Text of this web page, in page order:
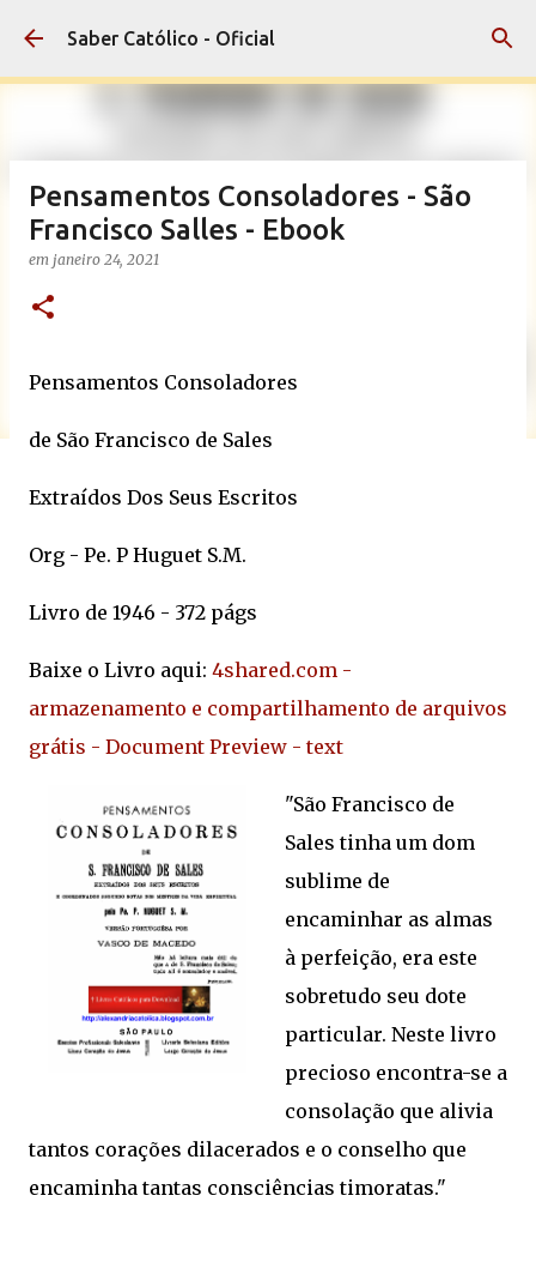
Pular para o conteúdo principal
Saber Católico - Oficial
Pensamentos Consoladores - São
Francisco Salles - Ebook
em janeiro 24, 2021
Pensamentos Consoladores
de São Francisco de Sales
Extraídos Dos Seus Escritos
Org - Pe. P Huguet S.M.
Livro de 1946 - 372 págs
Baixe o Livro aqui: 4shared.com -
armazenamento e compartilhamento de arquivos
grátis - Document Preview - text
"São Francisco de
Sales tinha um dom
sublime de
encaminhar as almas
à perfeição, era este
sobretudo seu dote
particular. Neste livro
precioso encontra-se a
consolação que alivia
tantos corações dilacerados e o conselho que
encaminha tantas consciências timoratas."